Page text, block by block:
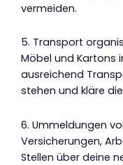
vermeiden.
5. Transport
Möbel und Kartons
ausreichend
stehen und kläre
6. Ummeldungen
Versicherungen,
Stellen über deine